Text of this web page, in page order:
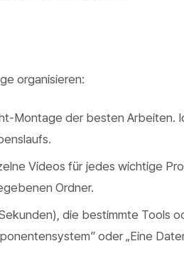
organisieren:
Montage der besten Arbeiten.
Videos für jedes wichtige
Ordner.
die bestimmte Tools
oder „Eine